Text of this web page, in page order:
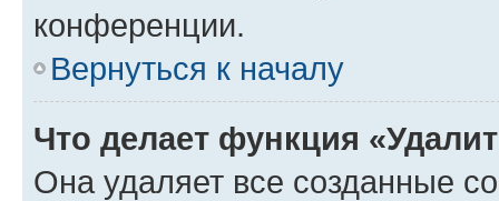
конференции.
Вернуться к началу
Что делает функция
Она удаляет все созданные